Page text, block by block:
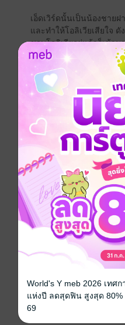
เอ็ดเวิร์ดนั้นเป็นน้องชายฝ
และทำให้โอลิเวียเสียใจ
ชอบโอลิเวียอยู่แล้วก็เข้า
คนเป็นเพื่อนบ้านกันและเ
ก็ไอ้เอ็ดเวิร์ดต่างก็ชอบเธ
ครองก่อน หากไม่ใช่เพรา
ของผมคงไม่มีทางแย่งเธอ
"เอ็ดเวิร์ด แกเอาลูกสาว
ถาม
"มึงโทรมาปลุกกูแต่เช้าเพ
"ใช่ หากมึงไม่เอาลูกของกู
"กูไม่บอกโว๊ย แน่จริงมึงก็ต
กูหนีไปเป็นเดือน ๆ กูก็มีอา
ดังนั้นกูจะให้มึงได้ลิ้มรสช
"อย่าให้กูได้เจอลูกกูอีกครั้
เอาตัวลูกของกูไปได้อีกแน่
โรมานซ์ ดรามา โ
World's Y meb 2026 เทศ
แห่งปี ลดสุดฟิน สูงสุด 80%
69